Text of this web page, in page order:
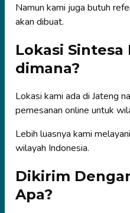
Namun kami juga butuh
akan dibuat.
Lokasi Sintesa
dimana?
Lokasi kami ada di Jateng
pemesanan online untuk
Lebih luasnya kami
wilayah Indonesia.
Dikirim
Apa?